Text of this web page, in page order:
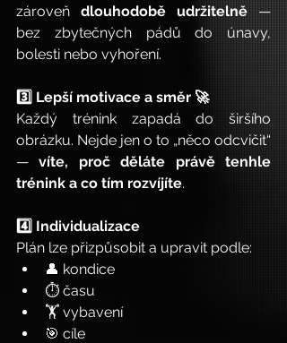
zároveň dlouhodobě udržitelně —
bez zbytečných pádů do únavy,
bolesti nebo vyhoření.
3️⃣ Lepší motivace a směr 🚀
Každý trénink zapadá do širšího
obrázku. Nejde jen o to „něco odcvičit“
— víte, proč děláte právě tenhle
trénink a co tím rozvíjíte.
4️⃣ Individualizace
Plán lze přizpůsobit a upravit podle:
👤 kondice
⏱ času
🏋️ vybavení
🎯 cíle